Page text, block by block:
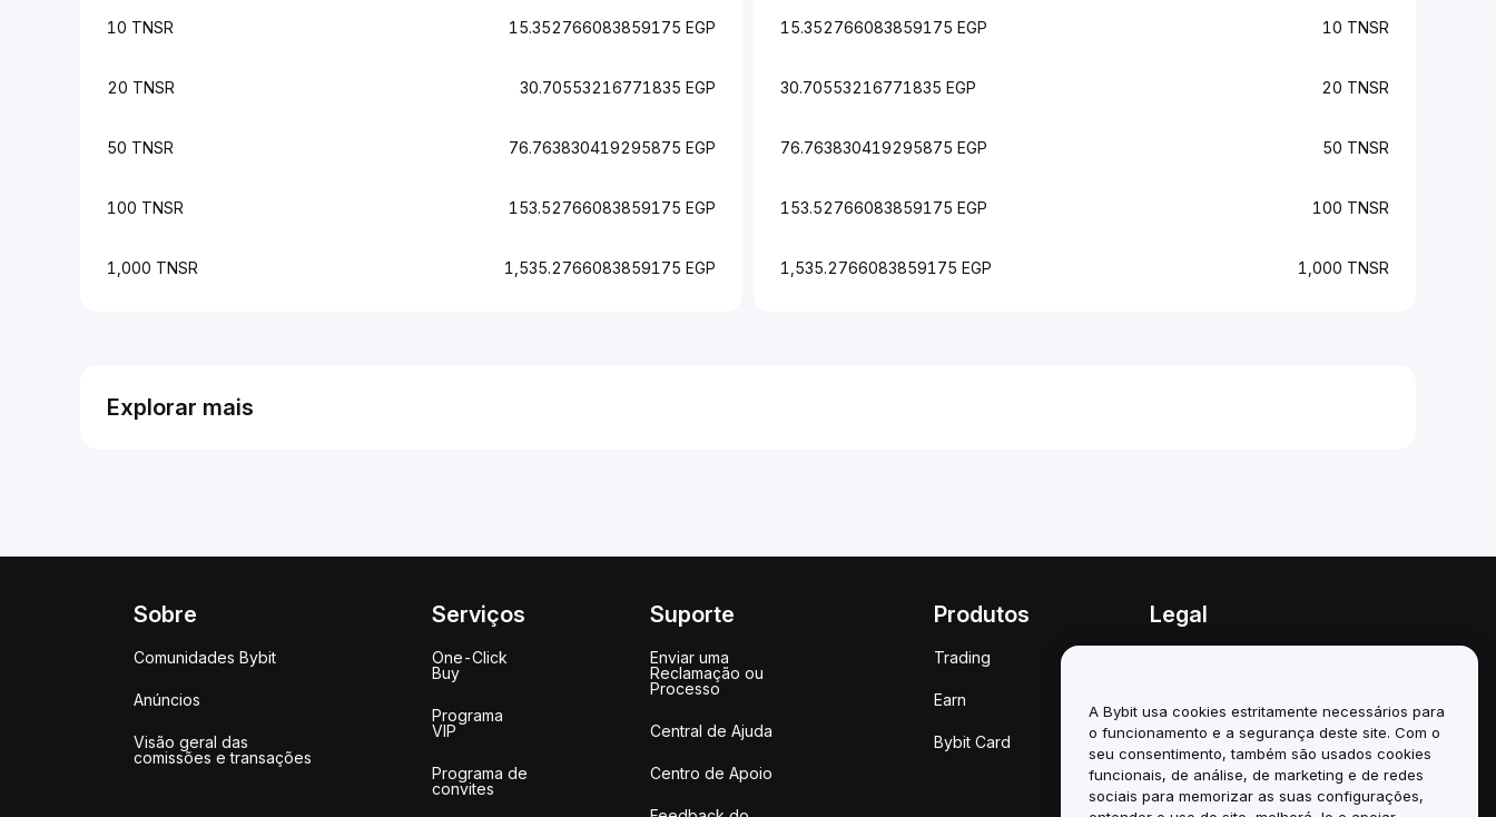
10 TNSR 15.352766083859175 EGP
20 TNSR 30.70553216771835 EGP
50 TNSR 76.763830419295875 EGP
100 TNSR 153.52766083859175 EGP
1,000 TNSR 1,535.2766083859175 EGP
15.352766083859175 EGP 10 TNSR
30.70553216771835 EGP 20 TNSR
76.763830419295875 EGP 50 TNSR
153.52766083859175 EGP 100 TNSR
1,535.2766083859175 EGP 1,000 TNSR
Explorar mais
Sobre
Comunidades Bybit
Anúncios
Visão geral das
comissões e transações
Serviços
One-Click
Buy
Programa
VIP
Programa de
convites
Suporte
Enviar uma
Reclamação ou
Processo
Central de Ajuda
Centro de Apoio
Produtos
Trading
Earn
Bybit Card
Legal
Resumo da Política de
Custódia e Administração
Informação ESG
A Bybit usa cookies estritamente necessários para
o funcionamento e a segurança deste site. Com o
seu consentimento, também são usados cookies
funcionais, de análise, de marketing e de redes
sociais para memorizar as suas configurações,